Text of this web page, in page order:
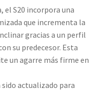
el S20 incorpora una
que incrementa la
gracias a un perfil
su predecesor. Esta
un agarre más firme en
actualizado para